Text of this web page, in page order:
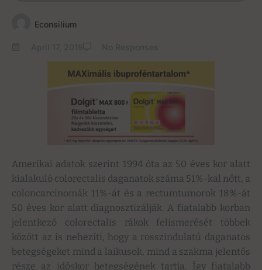
Econsilium
Amerikai adatok szerint 1994 óta az 50 éves kor alatt
kialakuló colorectalis daganatok száma 51%-kal nőtt, a
coloncarcinomák 11%-át és a rectumtumorok 18%-át
50 éves kor alatt diagnosztizálják. A fiatalabb korban
jelentkező colorectalis rákok felismerését többek
között az is nehezíti, hogy a rosszindulatú daganatos
betegségeket mind a laikusok, mind a szakma jelentős
része az időskor betegségének tartja. Így fiatalabb